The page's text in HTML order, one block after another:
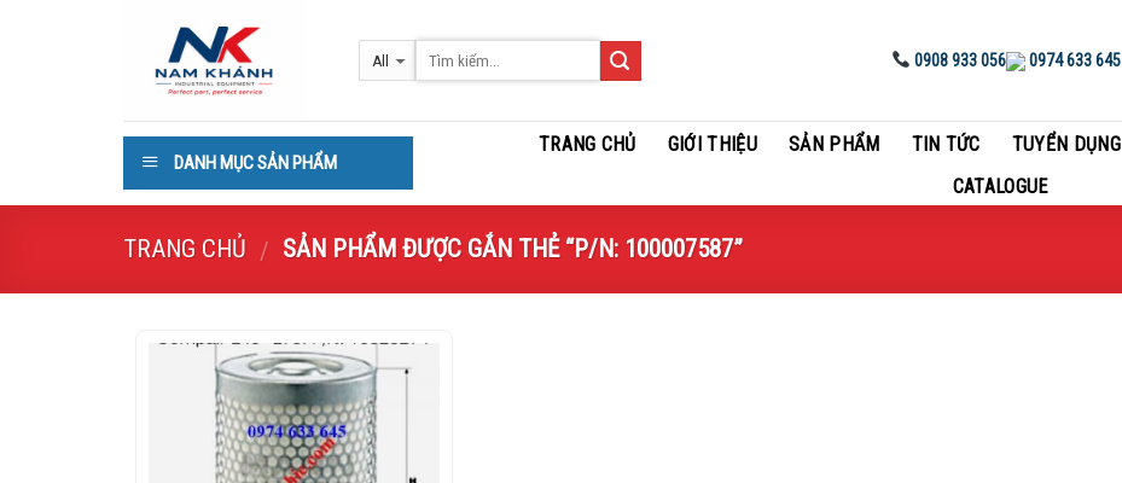
0908 933 056 0974 633 645
DANH MỤC SẢN PHẨM
TRANG CHỦ GIỚI THIỆU SẢN PHẨM TIN TỨC TUYỂN DỤNG
CATALOGUE
TRANG CHỦ / SẢN PHẨM ĐƯỢC GẮN THẺ “P/N: 100007587”
Wishlist